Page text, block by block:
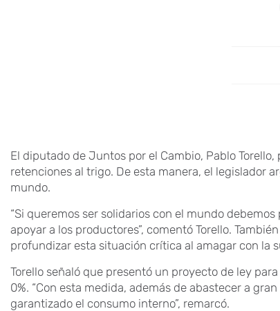
El diputado de Juntos por el Cambio, Pablo
retenciones al trigo. De esta manera, el legislador
mundo.
“Si queremos ser solidarios con el mundo
apoyar a los productores”, comentó Torello.
profundizar esta situación crítica al amagar con la
Torello señaló que presentó un proyecto de ley
0%. “Con esta medida, además de abastecer a
garantizado el consumo interno”, remarcó.